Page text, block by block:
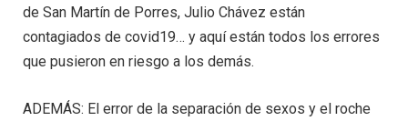
de San Martín de Porres, Julio Chávez están
contagiados de covid19… y aquí están todos los errores
que pusieron en riesgo a los demás.
ADEMÁS: El error de la separación de sexos y el roche